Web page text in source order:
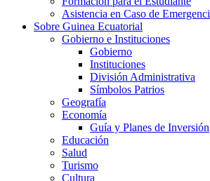
Asistencia en Caso de
Sobre Guinea Ecuatorial
Gobierno e Instituciones
Gobierno
Instituciones
División Administrativa
Símbolos Patrios
Geografía
Economía
Guía y Planes de Inversión
Educación
Salud
Turismo
Cultura